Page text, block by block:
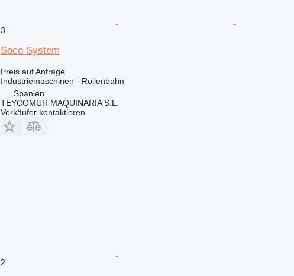
3
Soco System
Preis auf Anfrage
Industriemaschinen - Rollenbahn
Spanien
TEYCOMUR MAQUINARIA S.L.
Verkäufer kontaktieren
2